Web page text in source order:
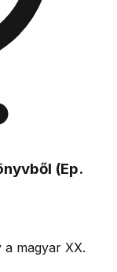
(Ep.
magyar XX.